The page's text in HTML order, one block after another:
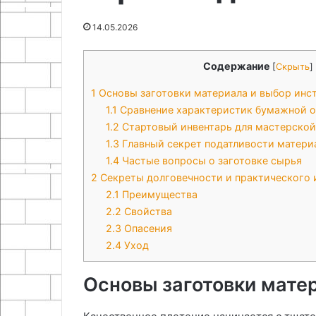
14.05.2026
Содержание [Скрыть]
1 Основы заготовки материала и выбор
1.1 Сравнение характеристик бумажной
1.2 Стартовый инвентарь для мастерской
1.3 Главный секрет податливости
1.4 Частые вопросы о заготовке сырья
2 Секреты долговечности и практического
2.1 Преимущества
2.2 Свойства
2.3 Опасения
2.4 Уход
Основы заготовки
05.05.2026
Самодельный
преобразователь 5В в 12В на